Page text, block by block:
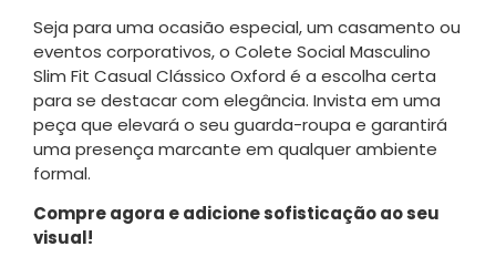
Seja para uma ocasião especial, um casamento ou
eventos corporativos, o Colete Social Masculino
Slim Fit Casual Clássico Oxford é a escolha certa
para se destacar com elegância. Invista em uma
peça que elevará o seu guarda-roupa e garantirá
uma presença marcante em qualquer ambiente
formal.
Compre agora e adicione sofisticação ao seu
visual!